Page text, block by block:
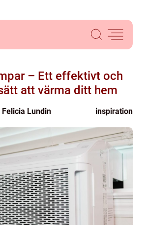
– Ett effektivt och
att värma ditt hem
Felicia Lundin inspiration